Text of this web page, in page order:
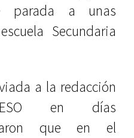
parada a unas
Secundaria
a la redacción
en días
que en el